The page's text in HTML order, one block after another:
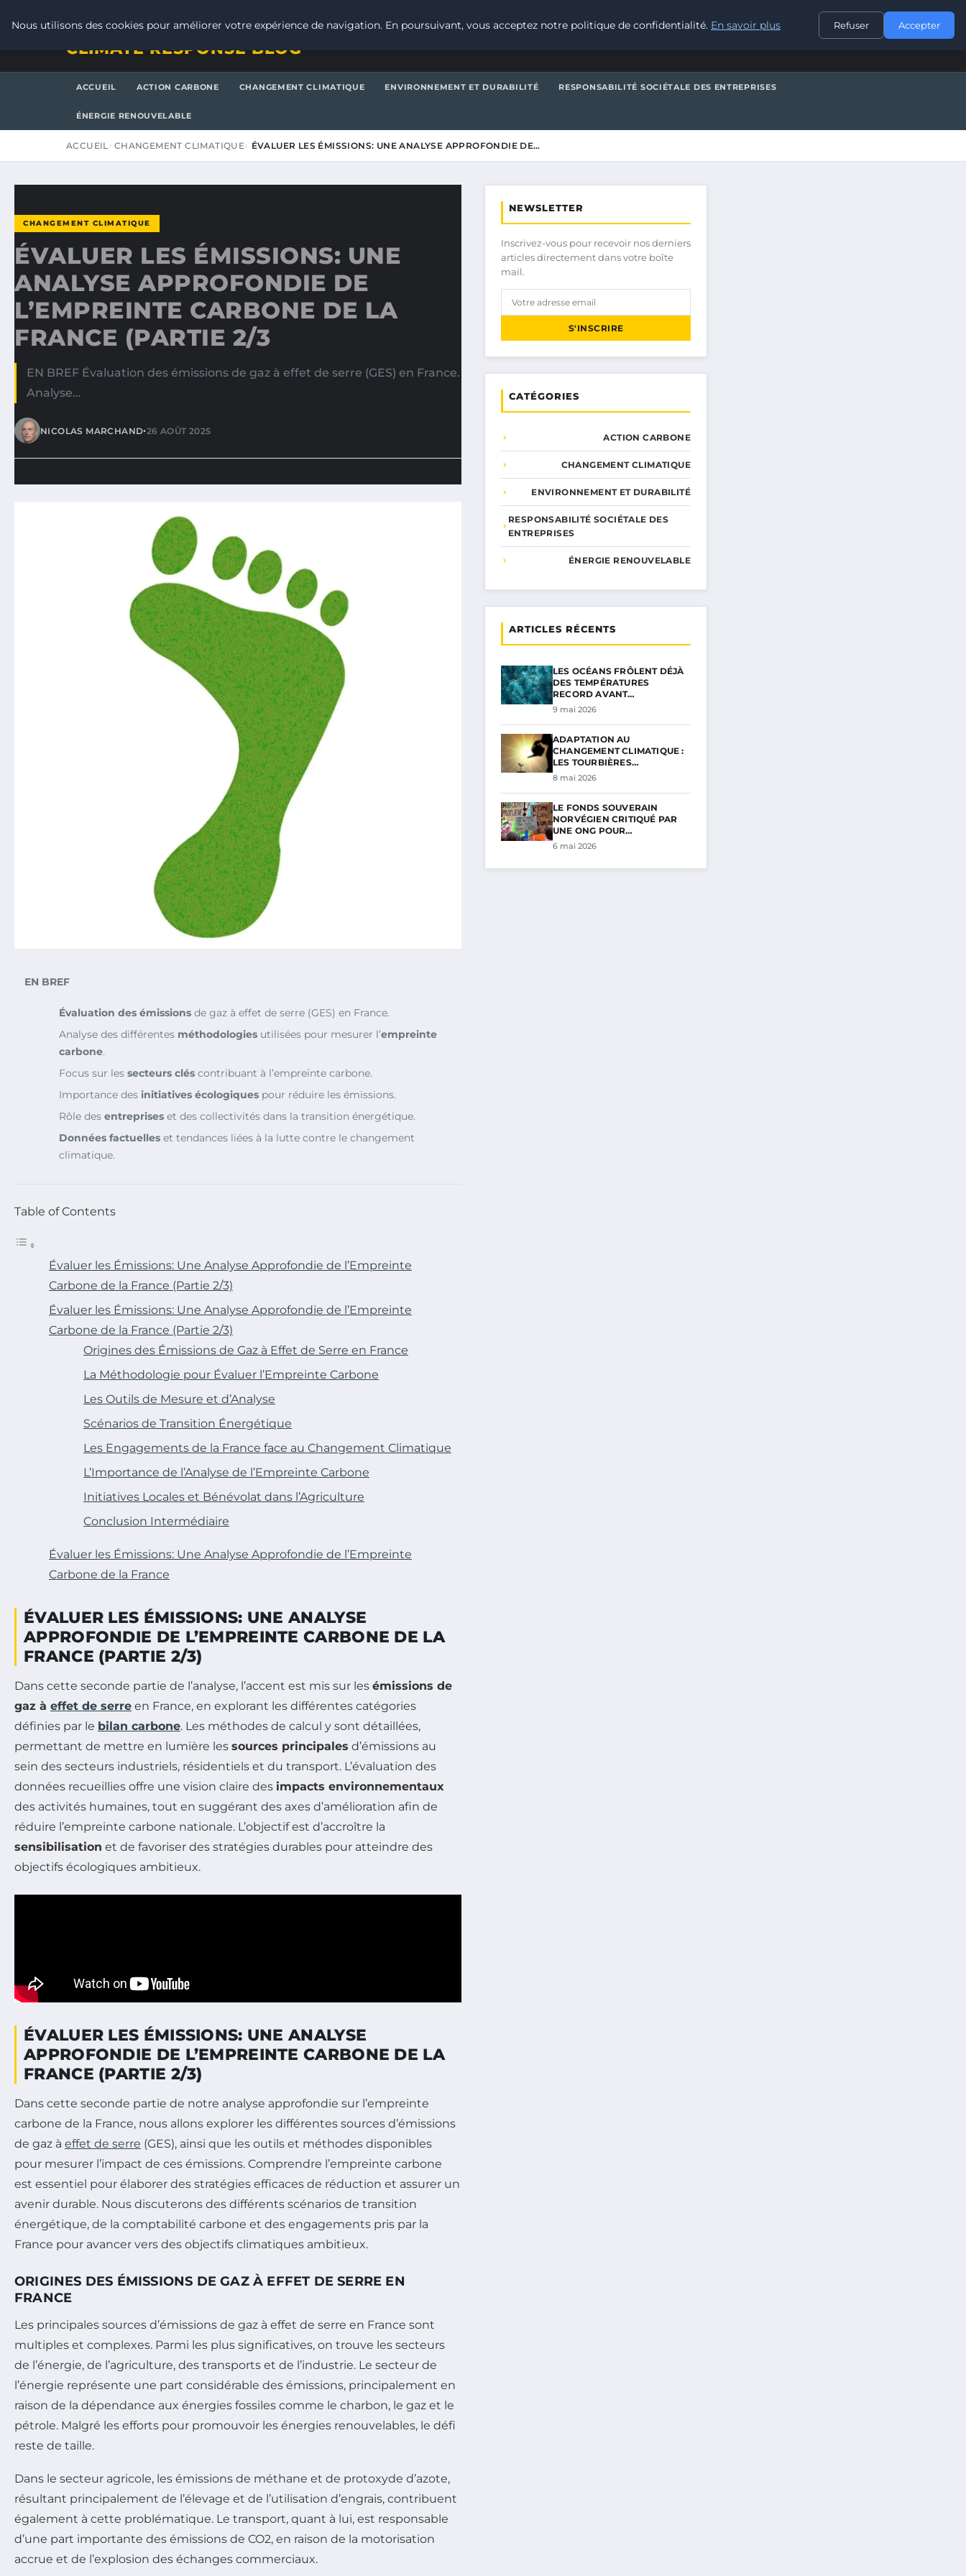
CONTACT
CLIMATE RESPONSE BLOG
ACCUEIL ACTION CARBONE CHANGEMENT CLIMATIQUE ENVIRONNEMENT ET DURABILITÉ RESPONSABILITÉ SOCIÉTALE DES ENTREPRISES
ÉNERGIE RENOUVELABLE
ACCUEIL CHANGEMENT CLIMATIQUE ÉVALUER LES ÉMISSIONS: UNE ANALYSE APPROFONDIE DE…
CHANGEMENT CLIMATIQUE
ÉVALUER LES ÉMISSIONS: UNE
ANALYSE APPROFONDIE DE
L’EMPREINTE CARBONE DE LA
FRANCE (PARTIE 2/3
EN BREF Évaluation des émissions de gaz à effet de serre (GES) en France.
Analyse…
NICOLAS MARCHAND•26 AOÛT 2025
EN BREF
Évaluation des émissions de gaz à effet de serre (GES) en France.
Analyse des différentes méthodologies utilisées pour mesurer l’empreinte
carbone.
Focus sur les secteurs clés contribuant à l’empreinte carbone.
Importance des initiatives écologiques pour réduire les émissions.
Rôle des entreprises et des collectivités dans la transition énergétique.
Données factuelles et tendances liées à la lutte contre le changement
climatique.
Table of Contents
Évaluer les Émissions: Une Analyse Approfondie de l’Empreinte
Carbone de la France (Partie 2/3)
Évaluer les Émissions: Une Analyse Approfondie de l’Empreinte
Carbone de la France (Partie 2/3)
Origines des Émissions de Gaz à Effet de Serre en France
La Méthodologie pour Évaluer l’Empreinte Carbone
Les Outils de Mesure et d’Analyse
Scénarios de Transition Énergétique
Les Engagements de la France face au Changement Climatique
L’Importance de l’Analyse de l’Empreinte Carbone
Initiatives Locales et Bénévolat dans l’Agriculture
Conclusion Intermédiaire
Évaluer les Émissions: Une Analyse Approfondie de l’Empreinte
Carbone de la France
ÉVALUER LES ÉMISSIONS: UNE ANALYSE
APPROFONDIE DE L’EMPREINTE CARBONE DE LA
FRANCE (PARTIE 2/3)
Dans cette seconde partie de l’analyse, l’accent est mis sur les émissions de
gaz à effet de serre en France, en explorant les différentes catégories
définies par le bilan carbone. Les méthodes de calcul y sont détaillées,
permettant de mettre en lumière les sources principales d’émissions au
sein des secteurs industriels, résidentiels et du transport. L’évaluation des
données recueillies offre une vision claire des impacts environnementaux
des activités humaines, tout en suggérant des axes d’amélioration afin de
réduire l’empreinte carbone nationale. L’objectif est d’accroître la
sensibilisation et de favoriser des stratégies durables pour atteindre des
objectifs écologiques ambitieux.
ÉVALUER LES ÉMISSIONS: UNE ANALYSE
APPROFONDIE DE L’EMPREINTE CARBONE DE LA
FRANCE (PARTIE 2/3)
Dans cette seconde partie de notre analyse approfondie sur l’empreinte
carbone de la France, nous allons explorer les différentes sources d’émissions
de gaz à effet de serre (GES), ainsi que les outils et méthodes disponibles
pour mesurer l’impact de ces émissions. Comprendre l’empreinte carbone
est essentiel pour élaborer des stratégies efficaces de réduction et assurer un
avenir durable. Nous discuterons des différents scénarios de transition
énergétique, de la comptabilité carbone et des engagements pris par la
France pour avancer vers des objectifs climatiques ambitieux.
ORIGINES DES ÉMISSIONS DE GAZ À EFFET DE SERRE EN
FRANCE
Les principales sources d’émissions de gaz à effet de serre en France sont
multiples et complexes. Parmi les plus significatives, on trouve les secteurs
de l’énergie, de l’agriculture, des transports et de l’industrie. Le secteur de
l’énergie représente une part considérable des émissions, principalement en
raison de la dépendance aux énergies fossiles comme le charbon, le gaz et le
pétrole. Malgré les efforts pour promouvoir les énergies renouvelables, le défi
reste de taille.
Dans le secteur agricole, les émissions de méthane et de protoxyde d’azote,
résultant principalement de l’élevage et de l’utilisation d’engrais, contribuent
également à cette problématique. Le transport, quant à lui, est responsable
d’une part importante des émissions de CO2, en raison de la motorisation
accrue et de l’explosion des échanges commerciaux.
NEWSLETTER
Inscrivez-vous pour recevoir nos derniers
articles directement dans votre boîte
mail.
S'INSCRIRE
CATÉGORIES
ACTION CARBONE
CHANGEMENT CLIMATIQUE
ENVIRONNEMENT ET DURABILITÉ
RESPONSABILITÉ SOCIÉTALE DES
ENTREPRISES
ÉNERGIE RENOUVELABLE
ARTICLES RÉCENTS
LES OCÉANS FRÔLENT DÉJÀ
DES TEMPÉRATURES
RECORD AVANT…
9 mai 2026
ADAPTATION AU
CHANGEMENT CLIMATIQUE :
LES TOURBIÈRES…
8 mai 2026
LE FONDS SOUVERAIN
NORVÉGIEN CRITIQUÉ PAR
UNE ONG POUR…
6 mai 2026
Nous utilisons des cookies pour améliorer votre expérience de navigation. En poursuivant, vous acceptez notre politique de confidentialité. En savoir plus Refuser Accepter